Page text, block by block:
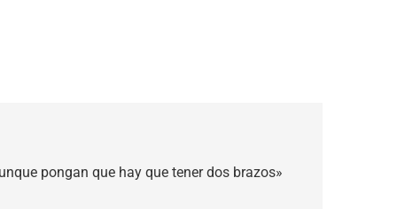
pongan que hay que tener dos brazos»